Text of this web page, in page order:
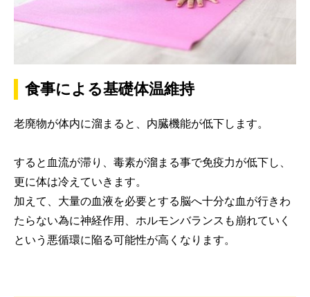
食事による基礎体温維持
老廃物が体内に溜まると、内臓機能が低下します。
すると血流が滞り、毒素が溜まる事で免疫力が低下し、
更に体は冷えていきます。
加えて、大量の血液を必要とする脳へ十分な血が行きわ
たらない為に神経作用、ホルモンバランスも崩れていく
という悪循環に陥る可能性が高くなります。